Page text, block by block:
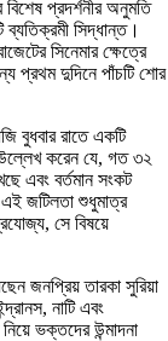
প্রদর্শনীর অনুমতি
ব্যতিক্রমী সিদ্ধান্ত।
সিনেমার ক্ষেত্রে
প্রথম দুদিনে পাঁচটি শোর
বুধবার রাতে একটি
উল্লেখ করেন যে, গত ৩২
এবং বর্তমান সংকট
এই জটিলতা শুধুমাত্র
সে বিষয়ে
জনপ্রিয় তারকা সুরিয়া
নাটি এবং
ভক্তদের উন্মাদনা